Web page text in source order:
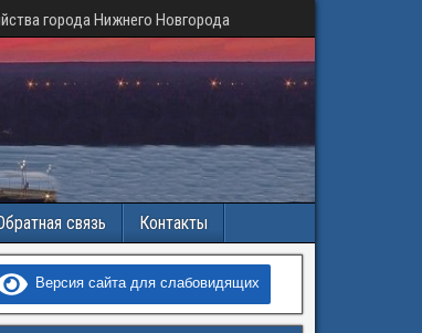
города Нижнего Новгорода
связь Контакты
Версия сайта для слабовидящих